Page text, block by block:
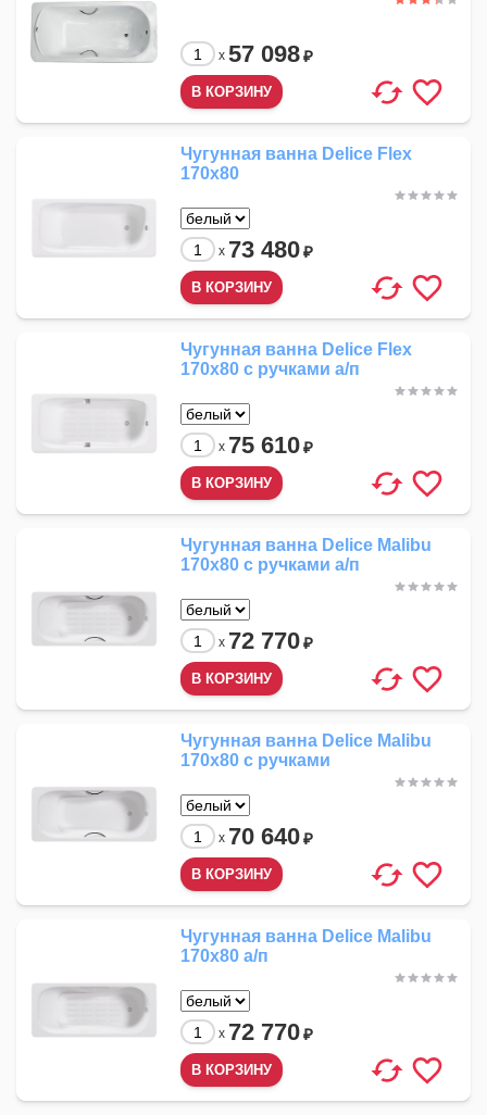
x 57 098₽
Чугунная ванна Delice Flex
170x80
x 73 480₽
Чугунная ванна Delice Flex
170x80 с ручками а/п
x 75 610₽
Чугунная ванна Delice Malibu
170x80 с ручками а/п
x 72 770₽
Чугунная ванна Delice Malibu
170x80 с ручками
x 70 640₽
Чугунная ванна Delice Malibu
170x80 а/п
x 72 770₽